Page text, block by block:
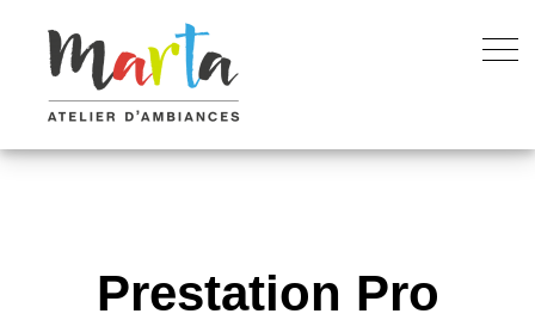
Prestation Pro